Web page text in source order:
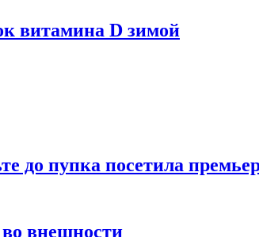
витамина D зимой
до пупка посетила
во внешности